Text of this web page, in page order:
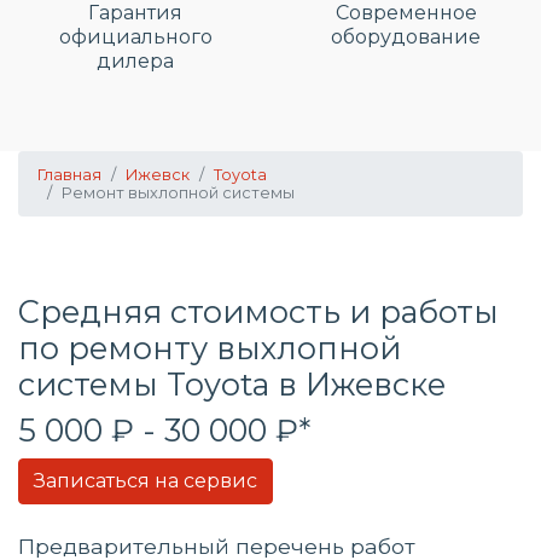
Гарантия
официального
дилера
Современное
оборудование
Главная Ижевск
Toyota
Ремонт выхлопной системы
Средняя стоимость и работы
по ремонту выхлопной
системы Toyota в Ижевске
5 000 ₽ - 30 000 ₽*
Записаться на сервис
Предварительный перечень работ